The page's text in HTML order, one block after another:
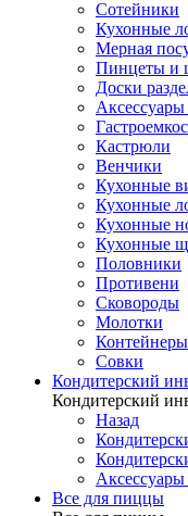
Сотейники
Кухонные
Мерная
Пинцеты и
Доски
Кастрюли
Венчики
Кухонные
Кухонные
Кухонные
Кухонные
Половники
Противени
Сковороды
Молотки
Совки
Кондитерский
Кондитерский
Назад
Аксессуары
Все для пиццы